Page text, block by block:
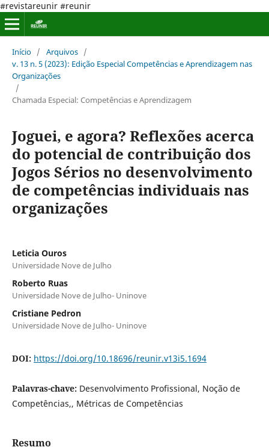
#revistareunir #reunir
Início / Arquivos /
v. 13 n. 5 (2023): Edição Especial Competências e Aprendizagem nas
Organizações
/
Chamada Especial: Competências e Aprendizagem
Joguei, e agora? Reflexões acerca
do potencial de contribuição dos
Jogos Sérios no desenvolvimento
de competências individuais nas
organizações
Leticia Ouros
Universidade Nove de Julho
Roberto Ruas
Universidade Nove de Julho- Uninove
Cristiane Pedron
Universidade Nove de Julho- Uninove
DOI: https://doi.org/10.18696/reunir.v13i5.1694
Palavras-chave: Desenvolvimento Profissional, Noção de
Competências,, Métricas de Competências
Resumo